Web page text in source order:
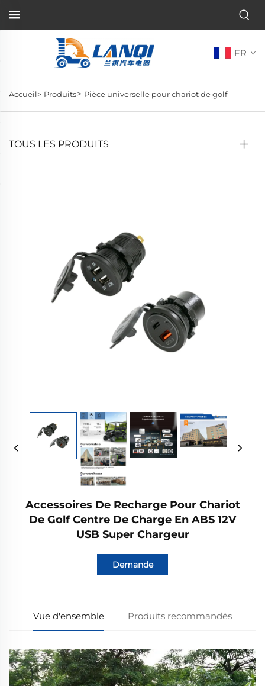
FR
Accueil> Produits> Pièce universelle pour chariot de golf
TOUS LES PRODUITS
Accessoires De Recharge Pour Chariot
De Golf Centre De Charge En ABS 12V
USB Super Chargeur
Demande
Vue d'ensemble Produits recommandés